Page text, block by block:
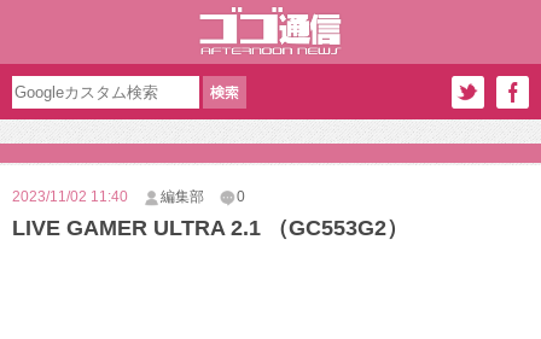
2023/11/02 11:40 編集部 0
LIVE GAMER ULTRA 2.1 （GC553G2）